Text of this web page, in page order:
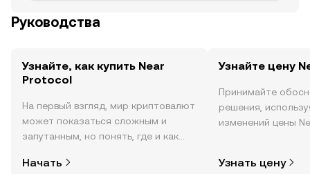
Руководства
Узнайте, как купить Near
Protocol
На первый взгляд, мир криптовалют
может показаться сложным и
запутанным, но понять, где и как
так сложно. Начните исследовать
Начать
Узнайте цену
Принимайте
решения,
изменений цены
новости и многое
Узнать цену